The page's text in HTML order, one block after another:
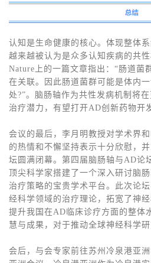
认知是生命健康的核心。体现整体
越来越被认为是众多认知疾病的共
Nature上的一篇文章指出：“肠道菌
在关联。因此肠道菌群可能是体内
处?”。脑肠轴作为共性发病机制将
治疗潜力，有望打开AD创新药物开
会议的最后，李月明教授对学术界
的热情和不懈坚持表示十分欣慰，
坛圆满闭幕。第四届脑肠轴与AD论
顶尖科学家搭建了一个深入研讨脑
治疗策略的宝贵学术平台。此次论
经科学领域的治疗理论，拓宽了神
提升我国在AD临床诊疗方面的整体
慧与成果，对于推动全球神经科学
会后，与会专家前往苏州冷泉港亚